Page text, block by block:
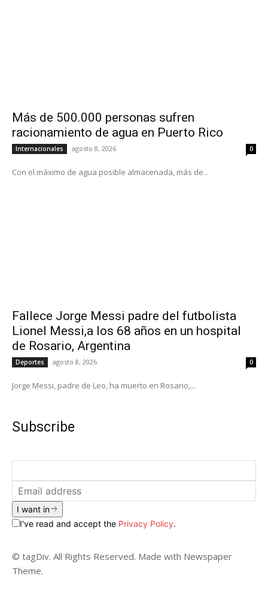
Más de 500.000 personas sufren
racionamiento de agua en Puerto Rico
Internacionales agosto 8, 2026 0
Con el máximo de agua posible almacenada, más de...
Fallece Jorge Messi padre del futbolista
Lionel Messi,a los 68 años en un hospital
de Rosario, Argentina
Deportes agosto 8, 2026 0
Jorge Messi, padre de Leo, ha muerto en Rosario,...
Subscribe
I want in
I've read and accept the Privacy Policy.
© tagDiv. All Rights Reserved. Made with Newspaper
Theme.